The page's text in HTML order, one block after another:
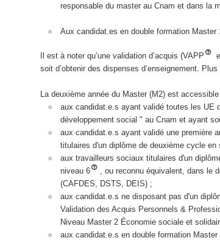
responsable du master au Cnam et dans la
Aux candidat.es en double formation Master
Il est à noter qu’une validation d’acquis (VAPP
soit d’obtenir des dispenses d’enseignement.
La deuxième année du Master (M2) est accessible
aux candidat.e.s ayant validé toutes les UE
développement social " au Cnam et ayant
aux candidat.e.s ayant validé une première
titulaires d'un diplôme de deuxième cycle
aux travailleurs sociaux titulaires d'un
niveau 6
, ou reconnu équivalent, dans le
(CAFDES, DSTS, DEIS) ;
aux candidat.e.s ne disposant pas d'un
Validation des Acquis Personnels &
Niveau Master 2 Économie sociale et
aux candidat.e.s en double formation